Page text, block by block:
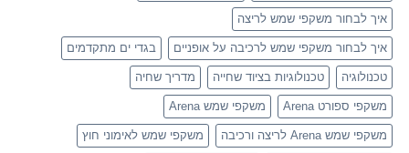
איך לבחור משקפי שמש לריצה
איך לבחור משקפי שמש לרכיבה על אופניים בגדי ים מתקדמים
טכנולוגיה טכנולוגיות בציוד שחייה מדריך שחיה
משקפי ספורט Arena משקפי שמש Arena
משקפי שמש Arena לריצה ורכיבה משקפי שמש לאימוני חוץ